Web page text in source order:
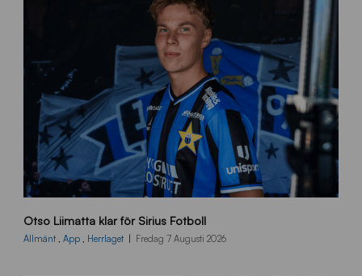
L
_
Otso Liimatta klar för Sirius Fotboll
Allmänt , App , Herrlaget Fredag 7 Augusti 2026